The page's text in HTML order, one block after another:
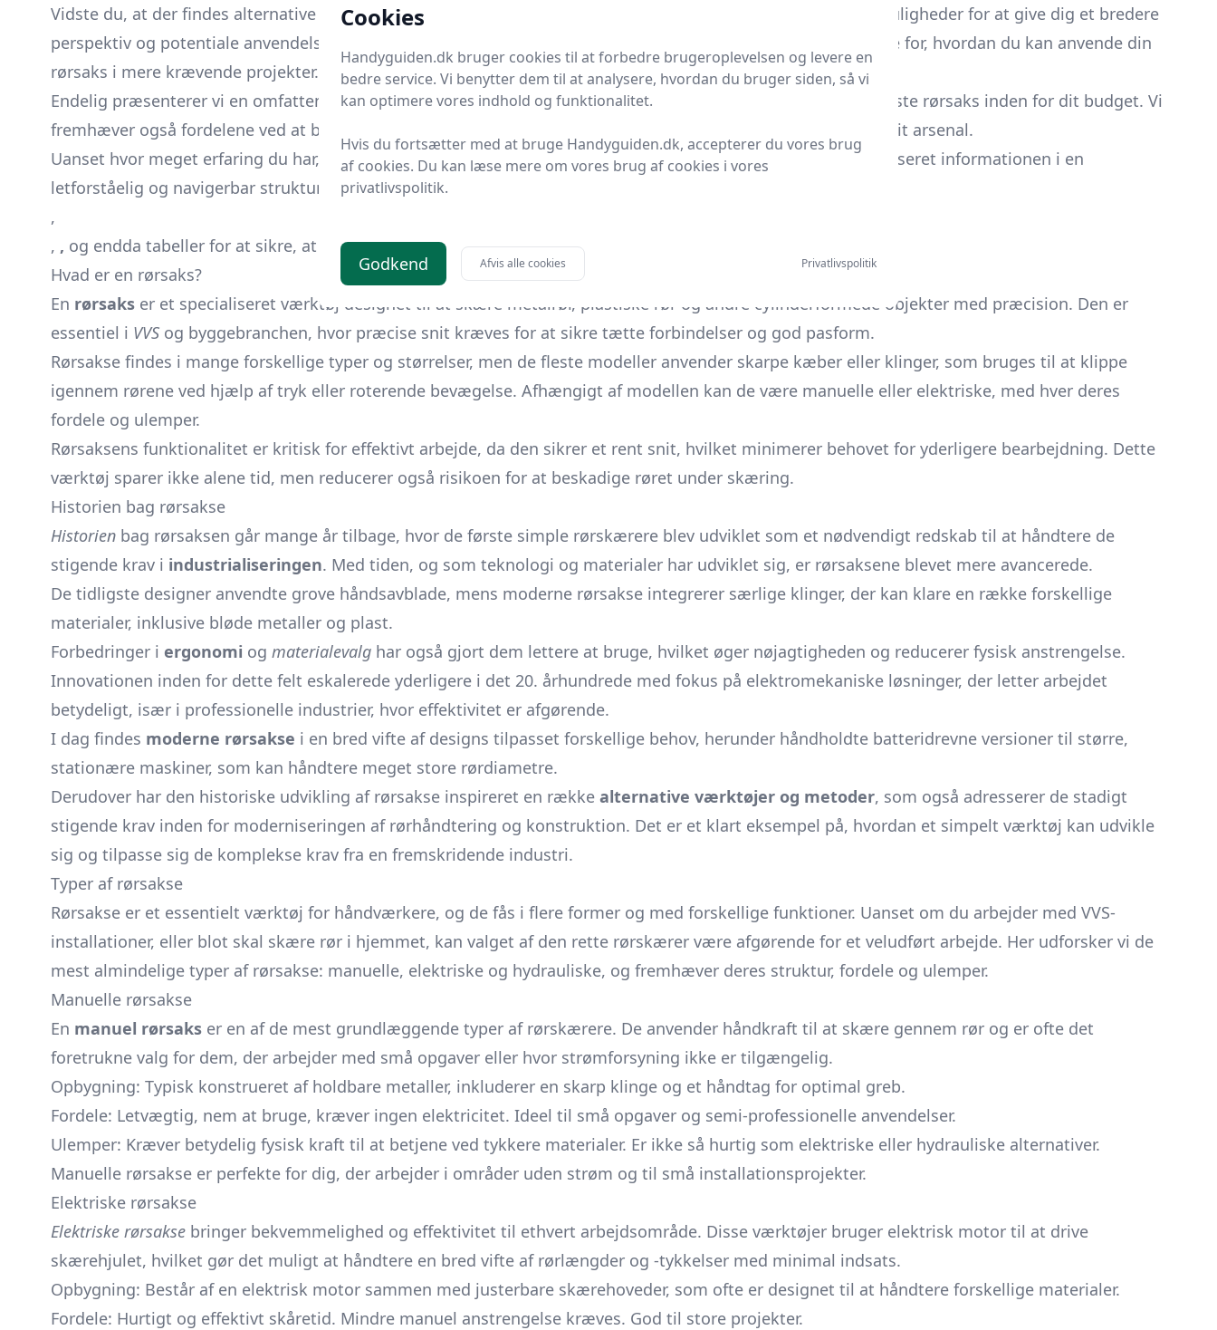
Vidste du, at der findes alternative værktøjer og metoder til rørsakse? Vi sammenligner og udforsker disse muligheder for at give dig et bredere
perspektiv og potentiale anvendelser. Med vores avancerede brugertips får du desuden en bedre fornemmelse for, hvordan du kan anvende din
rørsaks i mere krævende projekter.
Endelig præsenterer vi en omfattende købsvejledning, komplet med enprisoversigt
, så du kan finde den bedste rørsaks inden for dit budget. Vi
fremhæver også fordelene ved at bruge rørsakse, så du ved, præcis hvorfor dette værktøj bør være en del af dit arsenal.
Uanset hvor meget erfaring du har, er denne guide designet til at være en uundværlig ressource. Vi har organiseret informationen i en
letforståelig og navigerbar struktur med brug af
,
, , og endda tabeller for at sikre, at du får mest muligt ud af din læseoplevelse.
Hvad er en rørsaks?
En rørsaks er et specialiseret værktøj designet til at skære metalrør, plastiske rør og andre cylinderformede objekter med præcision. Den er
essentiel i VVS og byggebranchen, hvor præcise snit kræves for at sikre tætte forbindelser og god pasform.
Rørsakse findes i mange forskellige typer og størrelser, men de fleste modeller anvender skarpe kæber eller klinger, som bruges til at klippe
igennem rørene ved hjælp af tryk eller roterende bevægelse. Afhængigt af modellen kan de være manuelle eller elektriske, med hver deres
fordele og ulemper.
Rørsaksens funktionalitet er kritisk for effektivt arbejde, da den sikrer et rent snit, hvilket minimerer behovet for yderligere bearbejdning. Dette
værktøj sparer ikke alene tid, men reducerer også risikoen for at beskadige røret under skæring.
Historien bag rørsakse
Historien bag rørsaksen går mange år tilbage, hvor de første simple rørskærere blev udviklet som et nødvendigt redskab til at håndtere de
stigende krav i industrialiseringen. Med tiden, og som teknologi og materialer har udviklet sig, er rørsaksene blevet mere avancerede.
De tidligste designer anvendte grove håndsavblade, mens moderne rørsakse integrerer særlige klinger, der kan klare en række forskellige
materialer, inklusive bløde metaller og plast.
Forbedringer i ergonomi og materialevalg har også gjort dem lettere at bruge, hvilket øger nøjagtigheden og reducerer fysisk anstrengelse.
Innovationen inden for dette felt eskalerede yderligere i det 20. århundrede med fokus på elektromekaniske løsninger, der letter arbejdet
betydeligt, især i professionelle industrier, hvor effektivitet er afgørende.
I dag findes moderne rørsakse i en bred vifte af designs tilpasset forskellige behov, herunder håndholdte batteridrevne versioner til større,
stationære maskiner, som kan håndtere meget store rørdiametre.
Derudover har den historiske udvikling af rørsakse inspireret en række alternative værktøjer og metoder, som også adresserer de stadigt
stigende krav inden for moderniseringen af rørhåndtering og konstruktion. Det er et klart eksempel på, hvordan et simpelt værktøj kan udvikle
sig og tilpasse sig de komplekse krav fra en fremskridende industri.
Typer af rørsakse
Rørsakse er et essentielt værktøj for håndværkere, og de fås i flere former og med forskellige funktioner. Uanset om du arbejder med VVS-
installationer, eller blot skal skære rør i hjemmet, kan valget af den rette rørskærer være afgørende for et veludført arbejde. Her udforsker vi de
mest almindelige typer af rørsakse: manuelle, elektriske og hydrauliske, og fremhæver deres struktur, fordele og ulemper.
Manuelle rørsakse
En manuel rørsaks er en af de mest grundlæggende typer af rørskærere. De anvender håndkraft til at skære gennem rør og er ofte det
foretrukne valg for dem, der arbejder med små opgaver eller hvor strømforsyning ikke er tilgængelig.
Opbygning: Typisk konstrueret af holdbare metaller, inkluderer en skarp klinge og et håndtag for optimal greb.
Fordele: Letvægtig, nem at bruge, kræver ingen elektricitet. Ideel til små opgaver og semi-professionelle anvendelser.
Ulemper: Kræver betydelig fysisk kraft til at betjene ved tykkere materialer. Er ikke så hurtig som elektriske eller hydrauliske alternativer.
Manuelle rørsakse er perfekte for dig, der arbejder i områder uden strøm og til små installationsprojekter.
Elektriske rørsakse
Elektriske rørsakse bringer bekvemmelighed og effektivitet til ethvert arbejdsområde. Disse værktøjer bruger elektrisk motor til at drive
skærehjulet, hvilket gør det muligt at håndtere en bred vifte af rørlængder og -tykkelser med minimal indsats.
Opbygning: Består af en elektrisk motor sammen med justerbare skærehoveder, som ofte er designet til at håndtere forskellige materialer.
Fordele: Hurtigt og effektivt skåretid. Mindre manuel anstrengelse kræves. God til store projekter.
Cookies
Handyguiden.dk bruger cookies til at forbedre brugeroplevelsen og levere en
bedre service. Vi benytter dem til at analysere, hvordan du bruger siden, så vi
kan optimere vores indhold og funktionalitet.
Hvis du fortsætter med at bruge Handyguiden.dk, accepterer du vores brug
af cookies. Du kan læse mere om vores brug af cookies i vores
privatlivspolitik.
Godkend Afvis alle cookies Privatlivspolitik